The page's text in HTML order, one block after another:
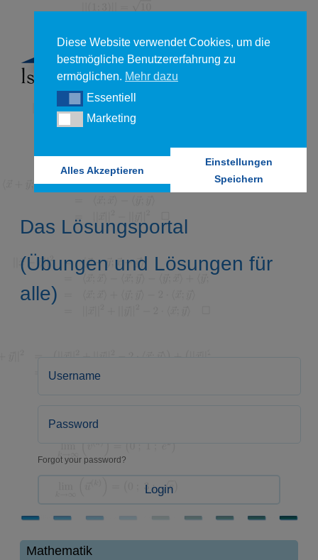
Das Lösungsportal
(Übungen und Lösungen für
alle)
Forgot your password?
Login
Mathematik
Diese Website verwendet Cookies, um die
bestmögliche Benutzererfahrung zu
ermöglichen. Mehr dazu
EssentiellEssentiell
MarketingMarketing
Alles Akzeptieren
Einstellungen
Speichern